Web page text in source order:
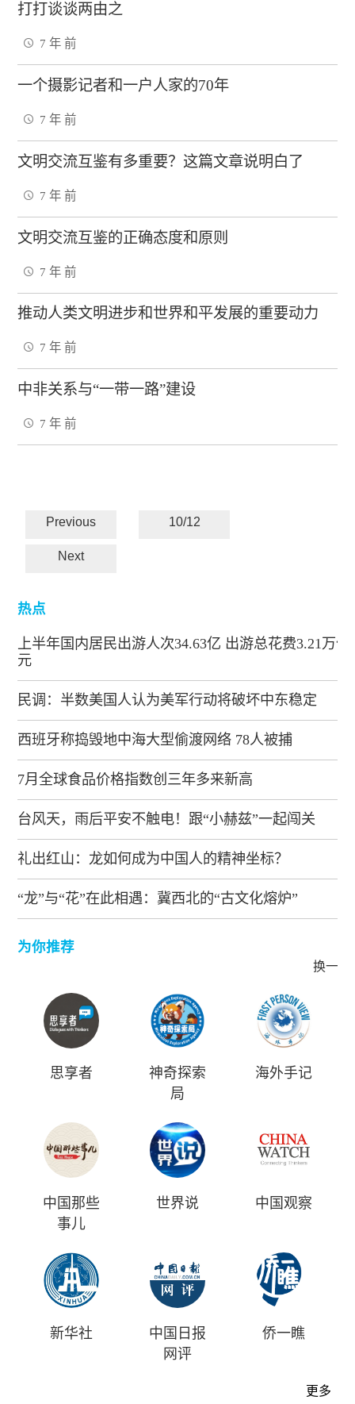
打打谈谈两由之
7 年 前
一个摄影记者和一户人家的70年
7 年 前
文明交流互鉴有多重要？这篇文章说明白了
7 年 前
文明交流互鉴的正确态度和原则
7 年 前
推动人类文明进步和世界和平发展的重要动力
7 年 前
中非关系与“一带一路”建设
7 年 前
Previous 10/12
Next
热点
上半年国内居民出游人次34.63亿 出游总花费3.21万亿
元
民调：半数美国人认为美军行动将破坏中东稳定
西班牙称捣毁地中海大型偷渡网络 78人被捕
7月全球食品价格指数创三年多来新高
台风天，雨后平安不触电！跟“小赫兹”一起闯关
礼出红山：龙如何成为中国人的精神坐标？
“龙”与“花”在此相遇：冀西北的“古文化熔炉”
为你推荐
换一批
思享者
神奇探索
局
海外手记
中国那些
事儿
世界说 中国观察
新华社
中国日报
网评
侨一瞧
更多